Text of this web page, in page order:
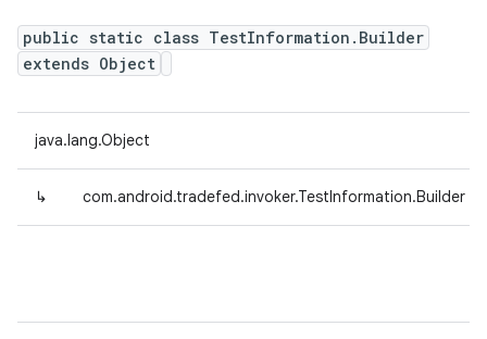
public static class TestInformation.Builder
extends Object
java.lang.Object
↳ com.android.tradefed.invoker.TestInformation.Builder